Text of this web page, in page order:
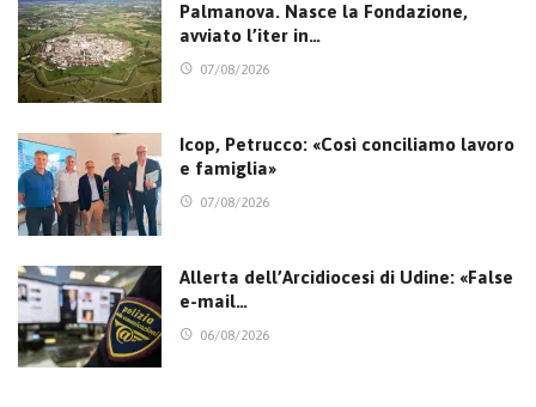
Palmanova. Nasce la Fondazione,
avviato l’iter in…
07/08/2026
Icop, Petrucco: «Così conciliamo lavoro
e famiglia»
07/08/2026
Allerta dell’Arcidiocesi di Udine: «False
e-mail…
06/08/2026